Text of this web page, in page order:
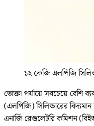
১২ কেজি এলপিজি
ভোক্তা পর্যায়ে সবচেয়ে বেশি
(এলপিজি) সিলিন্ডারের
এনার্জি রেগুলেটরি কমিশন